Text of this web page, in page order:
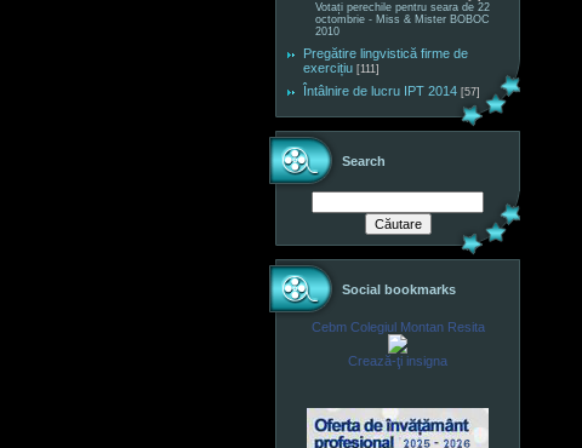
Votați perechile pentru seara de 22
octombrie - Miss & Mister BOBOC
2010
Pregătire lingvistică firme de
exercițiu [111]
Întâlnire de lucru IPT 2014 [57]
Search
Social bookmarks
Cebm Colegiul Montan Resita
Crează-ţi insigna